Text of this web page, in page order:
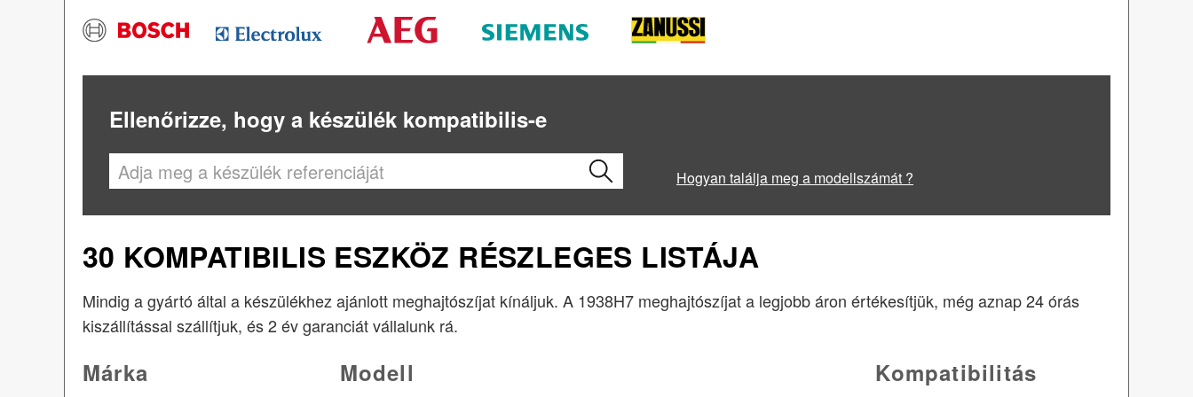
Ellenőrizze, hogy a készülék kompatibilis-e
Hogyan találja meg a modellszámát ?
30 KOMPATIBILIS ESZKÖZ RÉSZLEGES LISTÁJA
Mindig a gyártó által a készülékhez ajánlott meghajtószíjat kínáljuk. A 1938H7 meghajtószíjat a legjobb áron értékesítjük, még aznap 24 órás
kiszállítással szállítjuk, és 2 év garanciát vállalunk rá.
Márka Modell Kompatibilitás